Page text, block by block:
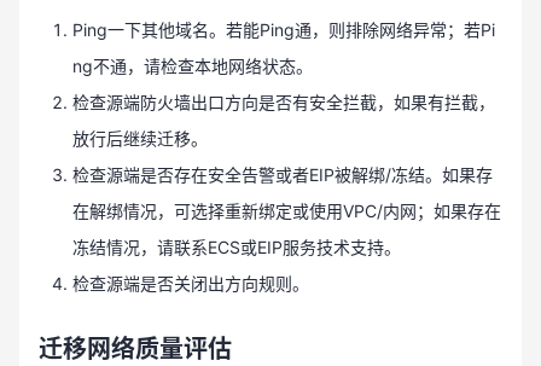
Ping一下其他域名。若能Ping通，则排除网络异常；若Pi
ng不通，请检查本地网络状态。
检查源端防火墙出口方向是否有安全拦截，如果有拦截，
放行后继续迁移。
检查源端是否存在安全告警或者EIP被解绑/冻结。如果存
在解绑情况，可选择重新绑定或使用VPC/内网；如果存在
冻结情况，请联系ECS或EIP服务技术支持。
检查源端是否关闭出方向规则。
迁移网络质量评估